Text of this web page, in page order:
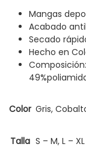
Mangas
Acabado
Secado
Hecho en
Color Gris,
Talla S – M, L – XL